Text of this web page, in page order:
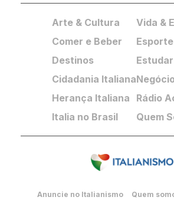
Arte & Cultura
Comer e Beber
Destinos
Cidadania Italiana
Herança Italiana
Italia no Brasil
Vida &
Esporte
Rádio
Quem
Anuncie no Italianismo Quem